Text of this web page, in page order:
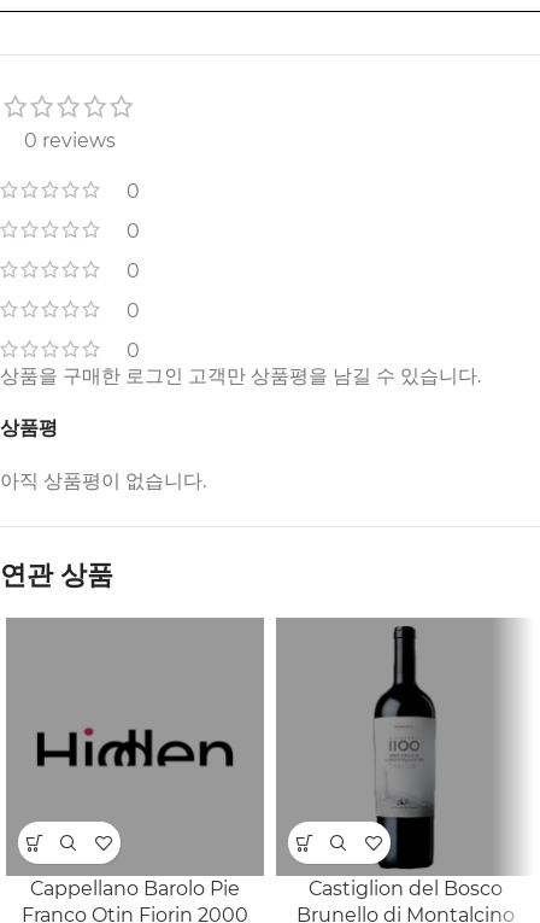
0 reviews
0
0
0
0
0
상품평
아직 상품평이 없습니다.
상품을 구매한 로그인 고객만 상품평을 남길 수 있습니다.
연관 상품
Cappellano Barolo Pie
Franco Otin Fiorin 2000
Castiglion del Bosco
Brunello di Montalcino